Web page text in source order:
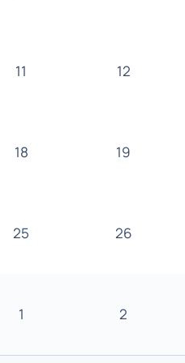
11 12
18 19
25 26
1 2